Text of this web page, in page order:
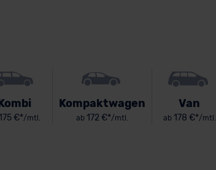
€*/mtl.
Kompaktwagen
ab172 €*/mtl.
Van
ab178 €*/mtl.